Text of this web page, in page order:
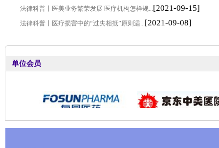
法律科普丨医美业务繁荣发展 医疗机构怎样规...[2021-09-15]
法律科普丨医疗损害中的“过失相抵”原则适...[2021-09-08]
单位会员